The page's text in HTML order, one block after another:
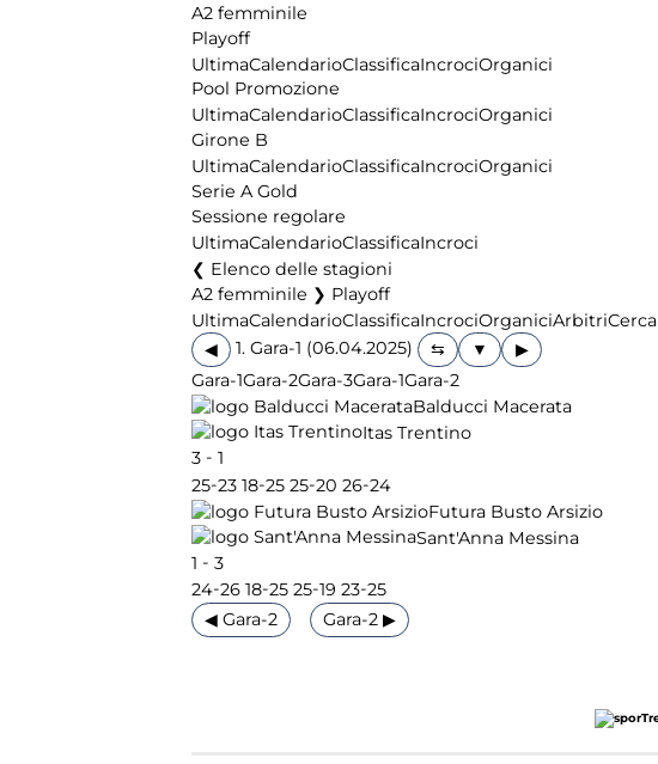
A2 femminile
Playoff
UltimaCalendarioClassificaIncrociOrganici
Pool Promozione
UltimaCalendarioClassificaIncrociOrganici
Girone B
UltimaCalendarioClassificaIncrociOrganici
Serie A Gold
Sessione regolare
UltimaCalendarioClassificaIncroci
Elenco delle stagioni
A2 femminile ❯ Playoff
UltimaCalendarioClassificaIncrociOrganiciArbitriCerca
◀
1. Gara-1 (06.04.2025)
▶
Gara-1Gara-2Gara-3Gara-1Gara-2
Balducci Macerata
Itas Trentino
3 - 1
25-23 18-25 25-20 26-24
Futura Busto Arsizio
Sant'Anna Messina
1 - 3
24-26 18-25 25-19 23-25
◀ Gara-2
Gara-2 ▶